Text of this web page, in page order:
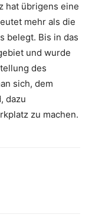
hat übrigens eine
mehr als die
belegt. Bis in das
und wurde
des
sich, dem
dazu
zu machen.